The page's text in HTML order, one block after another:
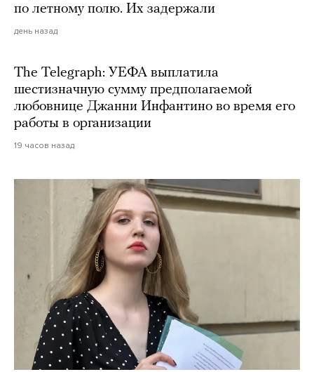
по летному полю. Их задержали
день назад
The Telegraph: УЕФА выплатила
шестизначную сумму предполагаемой
любовнице Джанни Инфантино во время его
работы в организации
19 часов назад